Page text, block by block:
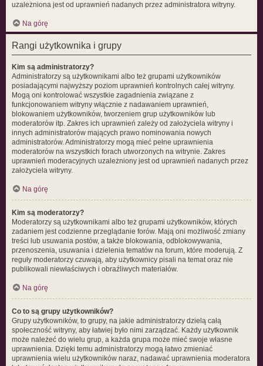
uzależniona jest od uprawnień nadanych przez administratora witryny.
Na górę
Rangi użytkownika i grupy
Kim są administratorzy?
Administratorzy są użytkownikami albo też grupami użytkowników
posiadającymi najwyższy poziom uprawnień kontrolnych całej witryny.
Mogą oni kontrolować wszystkie zagadnienia związane z
funkcjonowaniem witryny włącznie z nadawaniem uprawnień,
blokowaniem użytkowników, tworzeniem grup użytkowników lub
moderatorów itp. Zakres ich uprawnień zależy od założyciela witryny i
innych administratorów mających prawo nominowania nowych
administratorów. Administratorzy mogą mieć pełne uprawnienia
moderatorów na wszystkich forach utworzonych na witrynie. Zakres
uprawnień moderacyjnych uzależniony jest od uprawnień nadanych przez
założyciela witryny.
Na górę
Kim są moderatorzy?
Moderatorzy są użytkownikami albo też grupami użytkowników, których
zadaniem jest codzienne przeglądanie forów. Mają oni możliwość zmiany
treści lub usuwania postów, a także blokowania, odblokowywania,
przenoszenia, usuwania i dzielenia tematów na forum, które moderują. Z
reguły moderatorzy czuwają, aby użytkownicy pisali na temat oraz nie
publikowali niewłaściwych i obraźliwych materiałów.
Na górę
Co to są grupy użytkowników?
Grupy użytkowników, to grupy, na jakie administratorzy dzielą całą
społeczność witryny, aby łatwiej było nimi zarządzać. Każdy użytkownik
może należeć do wielu grup, a każda grupa może mieć swoje własne
uprawnienia. Dzięki temu administratorzy mogą łatwo zmieniać
uprawnienia wielu użytkowników naraz, nadawać uprawnienia moderatora